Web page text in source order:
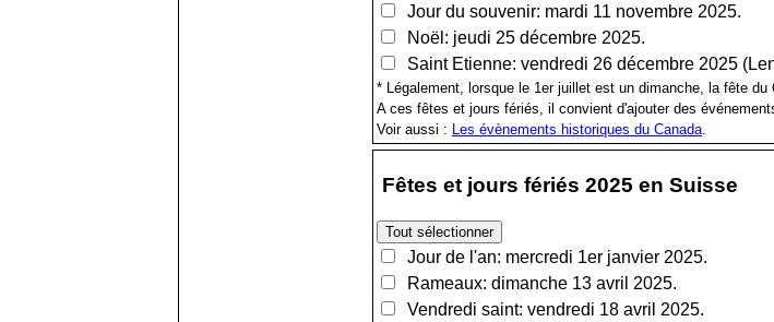
Jour du souvenir: mardi 11 novembre 2025.
Noël: jeudi 25 décembre 2025.
Saint Etienne: vendredi 26 décembre 2025
* Légalement, lorsque le 1er juillet est un dimanche, la fête du
A ces fêtes et jours fériés, il convient d'ajouter des
Voir aussi :
Les évènements historiques du Canada
Fêtes et jours fériés 2025 en Suisse
Jour de l'an: mercredi 1er janvier 2025.
Rameaux: dimanche 13 avril 2025.
Vendredi saint: vendredi 18 avril 2025.